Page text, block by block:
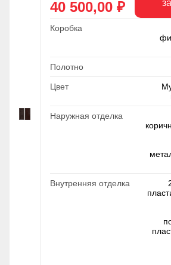
40 500,00 ₽
Коробка
Полотно
Цвет
Наружная отделка
Внутренняя отделка